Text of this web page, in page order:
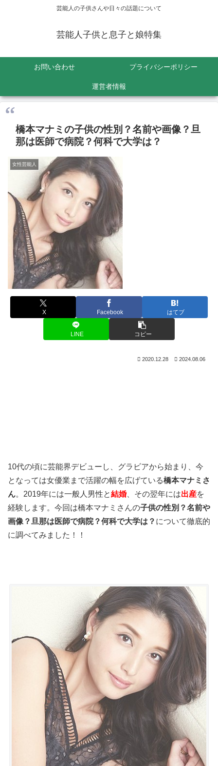
芸能人の子供さんや日々の話題について
芸能人子供と息子と娘特集
お問い合わせ プライバシーポリシー
運営者情報
橋本マナミの子供の性別？名前や画像？旦
那は医師で病院？何科で大学は？
女性芸能人
X Facebook はてブ
LINE コピー
2020.12.28 2024.08.06
10代の頃に芸能界デビューし、グラビアから始まり、今
となっては女優業まで活躍の幅を広げている橋本マナミさ
ん。2019年には一般人男性と結婚 、その翌年には出産を
経験します。今回は橋本マナミさんの子供の性別？名前や
画像？旦那は医師で病院？何科で大学は？ について徹底的
に調べてみました！！